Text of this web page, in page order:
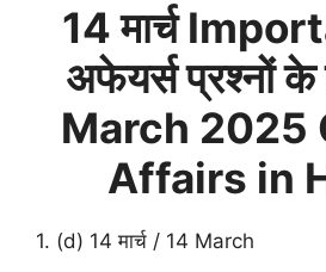
14 मार्च
अफेयर्स प्रश्नों
March 2025
Affairs in
1. (d) 14 मार्च / 14 March